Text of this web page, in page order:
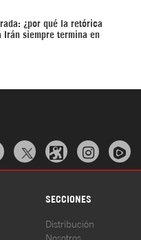
¿por qué la retórica
Irán siempre termina en
  
SECCIONES
Distribución
Nosotros